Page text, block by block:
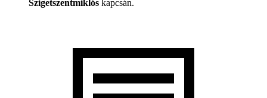
Szigetszentmiklós kapcsán.